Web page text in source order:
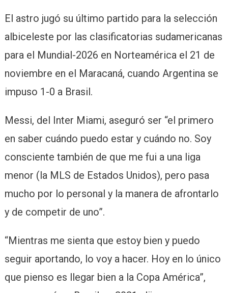
El astro jugó su último partido para la selección
albiceleste por las clasificatorias sudamericanas
para el Mundial-2026 en Norteamérica el 21 de
noviembre en el Maracaná, cuando Argentina se
impuso 1-0 a Brasil.
Messi, del Inter Miami, aseguró ser “el primero
en saber cuándo puedo estar y cuándo no. Soy
consciente también de que me fui a una liga
menor (la MLS de Estados Unidos), pero pasa
mucho por lo personal y la manera de afrontarlo
y de competir de uno”.
“Mientras me sienta que estoy bien y puedo
seguir aportando, lo voy a hacer. Hoy en lo único
que pienso es llegar bien a la Copa América”,